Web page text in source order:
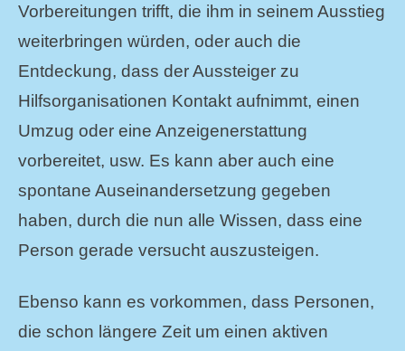
Vorbereitungen trifft, die ihm in seinem Ausstieg
weiterbringen würden, oder auch die
Entdeckung, dass der Aussteiger zu
Hilfsorganisationen Kontakt aufnimmt, einen
Umzug oder eine Anzeigenerstattung
vorbereitet, usw. Es kann aber auch eine
spontane Auseinandersetzung gegeben
haben, durch die nun alle Wissen, dass eine
Person gerade versucht auszusteigen.
Ebenso kann es vorkommen, dass Personen,
die schon längere Zeit um einen aktiven